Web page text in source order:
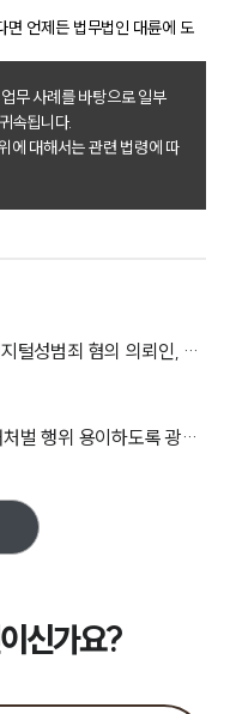
향
면 언제든 법무법인 대륜에 도
무 사례를 바탕으로 일부
속됩니다.
에 대해서는 관련 법령에 따
[아동성착취물 구매·소지 집행유예] 디지털성범죄 혐의 의뢰인, 징역형 예상되었으나 집행유예 방어 성공
[부장검사출신변호사 성공사례] 성매매처벌 행위 용이하도록 광고하였으나, 불기소 처분 받음
신가요?